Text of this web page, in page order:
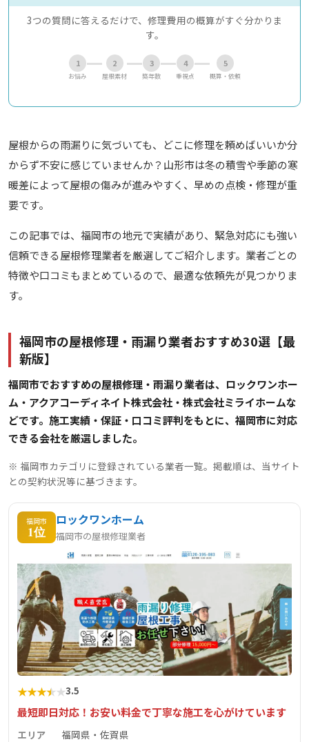
3つの質問に答えるだけで、修理費用の概算がすぐ分かりま
す。
1
お悩み
2
屋根素材
3
築年数
4
重視点
5
概算・依頼
屋根からの雨漏りに気づいても、どこに修理を頼めばいいか分
からず不安に感じていませんか？山形市は冬の積雪や季節の寒
暖差によって屋根の傷みが進みやすく、早めの点検・修理が重
要です。
この記事では、福岡市の地元で実績があり、緊急対応にも強い
信頼できる屋根修理業者を厳選してご紹介します。業者ごとの
特徴や口コミもまとめているので、最適な依頼先が見つかりま
す。
福岡市の屋根修理・雨漏り業者おすすめ30選【最
新版】
福岡市でおすすめの屋根修理・雨漏り業者は、ロックワンホー
ム・アクアコーディネイト株式会社・株式会社ミライホームな
どです。施工実績・保証・口コミ評判をもとに、福岡市に対応
できる会社を厳選しました。
※ 福岡市カテゴリに登録されている業者一覧。掲載順は、当サイト
との契約状況等に基づきます。
福岡市
1位
ロックワンホーム
福岡市の屋根修理業者
★★★★★3.5
最短即日対応！お安い料金で丁寧な施工を心がけています
エリア
福岡県・佐賀県